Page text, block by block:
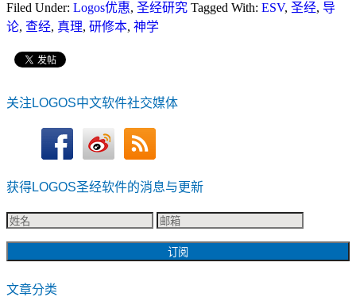
Filed Under: Logos优惠, 圣经研究 Tagged With: ESV, 圣经, 导
论, 查经, 真理, 研修本, 神学
关注LOGOS中文软件社交媒体
获得LOGOS圣经软件的消息与更新
文章分类